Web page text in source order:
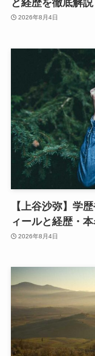
と経歴を徹底解説
2026年8月4日
【上谷沙弥】学
ィールと経歴・
2026年8月4日